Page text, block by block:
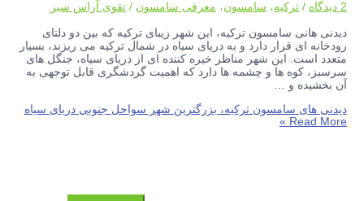
2 دیدگاه /ترکیه، سامسون، معرفی سامسون /تقوی آراس سیر
دیدنی هانی سامسون ترکیه، این شهر زیبای ترکیه که بین دو دلتای
رودخانه ای قرار دارد و به دریای سیاه در شمال ترکیه می ریزند، بسیار
متعدد است. این شهر مناظر خیره کننده ای از دریای سیاه، جنگل های
سرسبز، کوه ها و چشمه ها دارد که اهمیت گردشگری قابل توجهی به
آن بخشیده و …
دیدنی های سامسون ترکیه، بزرگترین شهر سواحل جنوبی دریای سیاه
Read More »